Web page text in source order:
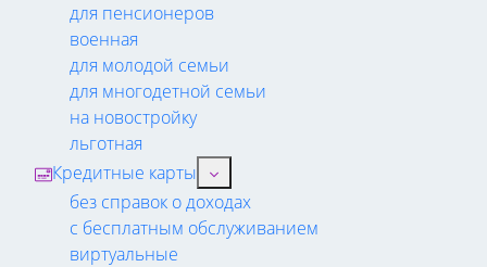
для пенсионеров
военная
для молодой семьи
для многодетной семьи
на новостройку
льготная
Кредитные карты
без справок о доходах
с бесплатным обслуживанием
виртуальные